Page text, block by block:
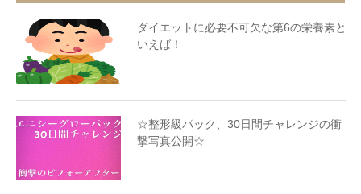
ダイエットに必要不可欠な第6の栄養素と
いえば！
☆整形級パック、30日間チャレンジの衝
撃写真公開☆